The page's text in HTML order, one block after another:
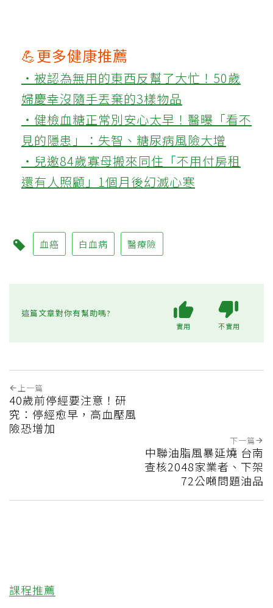
💪更多健康推薦
‧被認為無用的東西反幫了大忙！50歲
婦慶幸沒隨手丟棄的3樣物品
‧健檢血糖正常別安心太早！醫曝「看不
見的隱患」：失智、糖尿病風險大增
‧兒邀84歲寡母搬來同住「不用付房租
還有人照顧」1個月後幻滅心寒
血癌 白血病 醫療險
這篇文章對你有幫助嗎?
實用 不實用
上一篇
40歲前停經要注意！研
究：停經愈早，高血壓風
險恐增加
下一篇
中聯油脂風暴延燒 台南
查核2048家業者、下架
72公噸問題油品
課程推薦